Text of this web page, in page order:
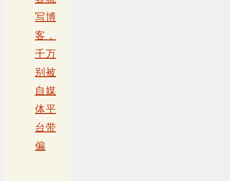
写博
客，
千万
别被
自媒
体平
台带
偏